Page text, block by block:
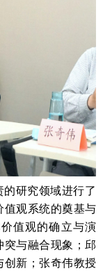
研究领域进行了
值观系统的奠基与
值观的确立与演
与融合现象；邱
新；张奇伟教授